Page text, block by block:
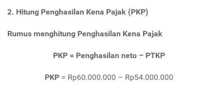
2. Hitung Penghasilan Kena Pajak (PKP)
Rumus menghitung Penghasilan Kena Pajak
PKP = Penghasilan neto – PTKP
PKP = Rp60.000.000 – Rp54.000.000